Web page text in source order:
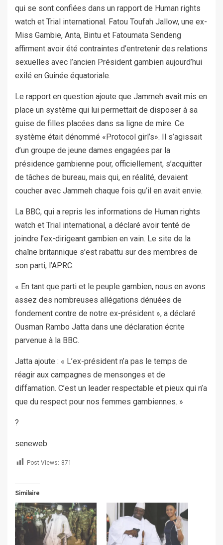
qui se sont confiées dans un rapport de Human rights
watch et Trial international. Fatou Toufah Jallow, une ex-
Miss Gambie, Anta, Bintu et Fatoumata Sendeng
affirment avoir été contraintes d’entretenir des relations
sexuelles avec l’ancien Président gambien aujourd’hui
exilé en Guinée équatoriale.
Le rapport en question ajoute que Jammeh avait mis en
place un système qui lui permettait de disposer à sa
guise de filles placées dans sa ligne de mire. Ce
système était dénommé «Protocol girl’s». Il s’agissait
d’un groupe de jeune dames engagées par la
présidence gambienne pour, officiellement, s’acquitter
de tâches de bureau, mais qui, en réalité, devaient
coucher avec Jammeh chaque fois qu’il en avait envie.
La BBC, qui a repris les informations de Human rights
watch et Trial international, a déclaré avoir tenté de
joindre l’ex-dirigeant gambien en vain. Le site de la
chaîne britannique s’est rabattu sur des membres de
son parti, l’APRC.
« En tant que parti et le peuple gambien, nous en avons
assez des nombreuses allégations dénuées de
fondement contre de notre ex-président », a déclaré
Ousman Rambo Jatta dans une déclaration écrite
parvenue à la BBC.
Jatta ajoute : « L’ex-président n’a pas le temps de
réagir aux campagnes de mensonges et de
diffamation. C’est un leader respectable et pieux qui n’a
que du respect pour nos femmes gambiennes. »
?
seneweb
Post Views: 871
Similaire